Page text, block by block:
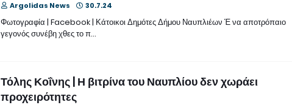
Argolidas News 30.7.24
Φωτογραφία | Facebook | Κάτοικοι Δημότες Δήμου Ναυπλιέων Έ να αποτρόπαιο
γεγονός συνέβη χθες το π…
Τόλης Κοΐνης | Η βιτρίνα του Ναυπλίου δεν χωράει
προχειρότητες